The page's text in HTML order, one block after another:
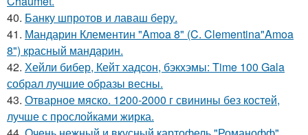
40. Банку шпротов и лаваш беру.
41. Мандарин Клементин "Amoa 8" (C. Clementina"Amoa
8") красный мандарин.
42. Хейли бибер, Кейт хадсон, бэкхэмы: Time 100 Gala
собрал лучшие образы весны.
43. Отварное мяско. 1200-2000 г свинины без костей,
лучше с прослойками жирка.